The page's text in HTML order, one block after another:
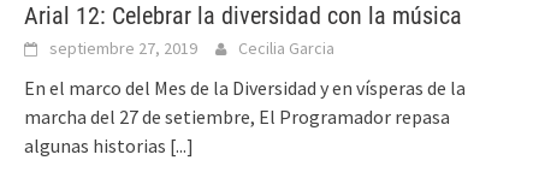
Arial 12: Celebrar la diversidad con la música
septiembre 27, 2019 Cecilia Garcia
En el marco del Mes de la Diversidad y en vísperas de la
marcha del 27 de setiembre, El Programador repasa
algunas historias [...]